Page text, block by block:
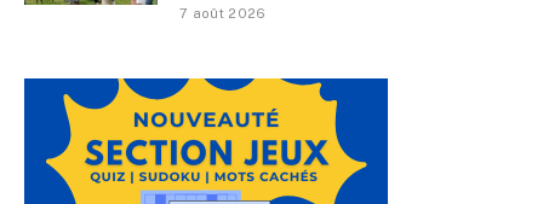
7 août 2026